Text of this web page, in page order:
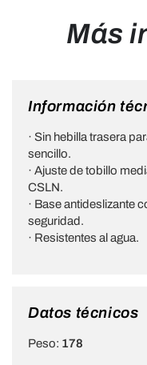
Más
Información
· Sin hebilla trasera
sencillo.
· Ajuste de tobillo
CSLN.
· Base antideslizante
seguridad.
· Resistentes al agua.
Datos técnicos
Peso: 178